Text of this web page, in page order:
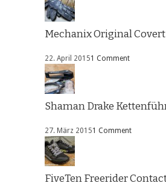
Mechanix Original
22. April 20151 Comment
Shaman Drake
27. März 20151 Comment
FiveTen Freerider